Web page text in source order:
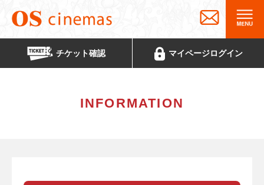
チケット確認 マイページログイン
INFORMATION